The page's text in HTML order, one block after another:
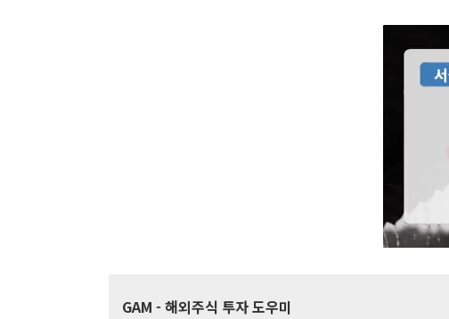
GAM - 해외주식 투자 도우미